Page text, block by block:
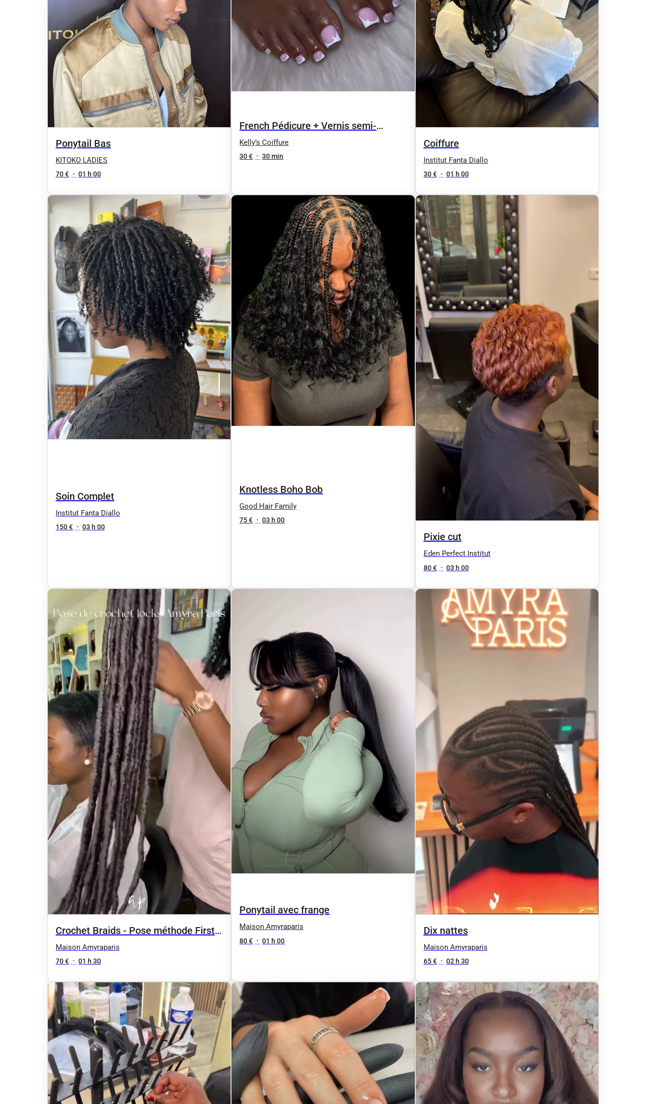
Ponytail Bas
KITOKO LADIES
70 € • 01 h 00
French Pédicure + Vernis semi-
permanent
Kelly’s Coiffure
30 € • 30 min
Coiffure
Institut Fanta Diallo
30 € • 01 h 00
Soin Complet
Institut Fanta Diallo
150 € • 03 h 00
Knotless Boho Bob
Good Hair Family
75 € • 03 h 00
Pixie cut
Eden Perfect Institut
80 € • 03 h 00
Crochet Braids - Pose méthode First
Line
Maison Amyraparis
70 € • 01 h 30
Ponytail avec frange
Maison Amyraparis
80 € • 01 h 00
Dix nattes
Maison Amyraparis
65 € • 02 h 30